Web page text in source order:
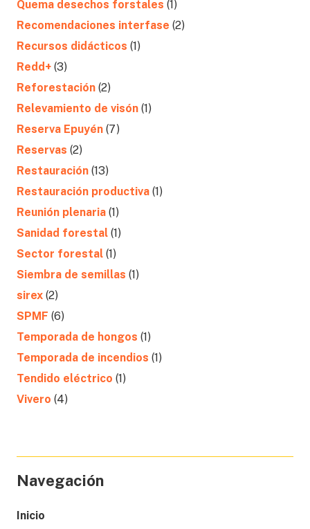
Quema desechos forstales (1)
Recomendaciones interfase (2)
Recursos didácticos (1)
Redd+ (3)
Reforestación (2)
Relevamiento de visón (1)
Reserva Epuyén (7)
Reservas (2)
Restauración (13)
Restauración productiva (1)
Reunión plenaria (1)
Sanidad forestal (1)
Sector forestal (1)
Siembra de semillas (1)
sirex (2)
SPMF (6)
Temporada de hongos (1)
Temporada de incendios (1)
Tendido eléctrico (1)
Vivero (4)
Navegación
Inicio